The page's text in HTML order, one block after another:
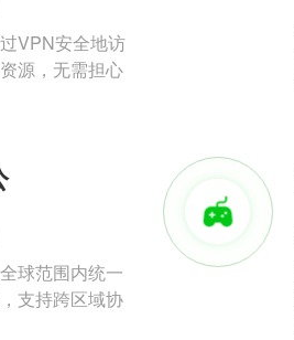
VPN安全地访
源，无需担心
球范围内统一
支持跨区域协